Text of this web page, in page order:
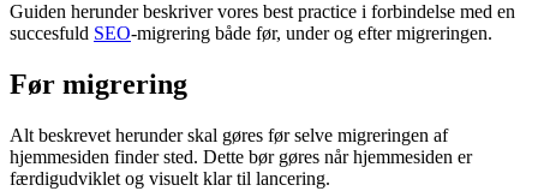
Guiden herunder beskriver vores best practice i forbindelse med en
succesfuld SEO-migrering både før, under og efter migreringen.
Før migrering
Alt beskrevet herunder skal gøres før selve migreringen af
hjemmesiden finder sted. Dette bør gøres når hjemmesiden er
færdigudviklet og visuelt klar til lancering.